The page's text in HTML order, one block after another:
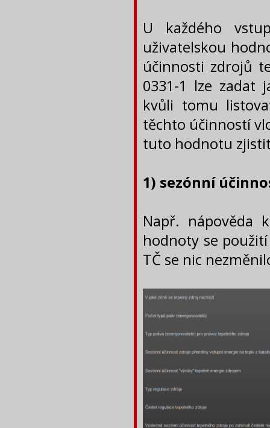
U každého
uživatelskou
účinnosti zdrojů
0331-1 lze zadat
kvůli tomu
těchto účinností
tuto hodnotu
1) sezónní
Např. nápověda
hodnoty se
TČ se nic